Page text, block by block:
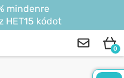
mindenre
HET15 kódot
0